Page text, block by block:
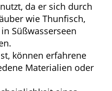
da er sich durch
wie Thunfisch,
Süßwasserseen
können erfahrene
Materialien oder